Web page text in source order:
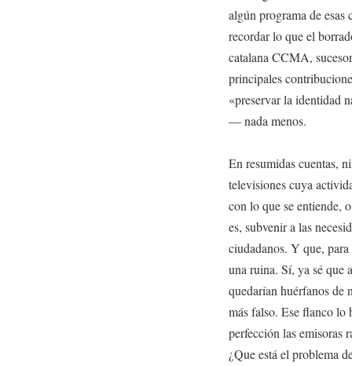
algún programa de esas
recordar lo que el
catalana CCMA,
principales
«preservar la identidad
— nada menos.
En resumidas cuentas,
televisiones cuya
con lo que se entiende,
es, subvenir a las
ciudadanos. Y que,
una ruina. Sí, ya sé que
quedarían huérfanos de
más falso. Ese flanco lo
perfección las emisoras
¿Que está el problema